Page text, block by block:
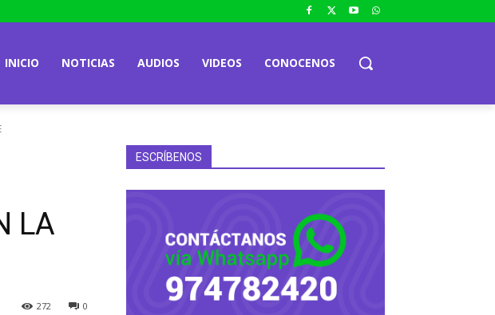
INICIO NOTICIAS AUDIOS VIDEOS CONOCENOS
LA
0
272
ESCRÍBENOS